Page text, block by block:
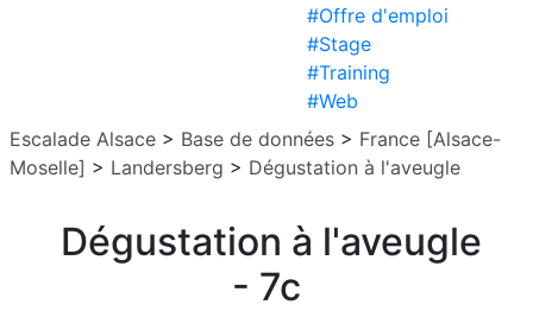
#Offre d'emploi
#Stage
#Training
#Web
Escalade Alsace > Base de données > France [Alsace-
Moselle] > Landersberg > Dégustation à l'aveugle
Dégustation à l'aveugle
- 7c